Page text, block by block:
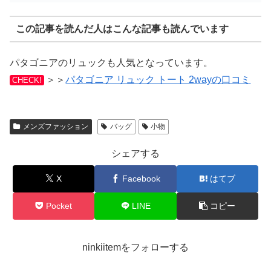
この記事を読んだ人はこんな記事も読んでいます
パタゴニアのリュックも人気となっています。
CHECK! ＞＞パタゴニア リュック トート 2wayの口コミ
メンズファッション バッグ 小物
シェアする
X Facebook はてブ
Pocket LINE コピー
ninkiitemをフォローする